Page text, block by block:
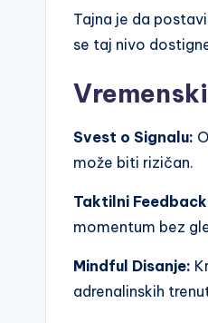
Tajna je da
se taj nivo
Svest o Signalu:
može biti rizičan.
Taktilni
momentum bez
Mindful Disanje:
adrenalinskih